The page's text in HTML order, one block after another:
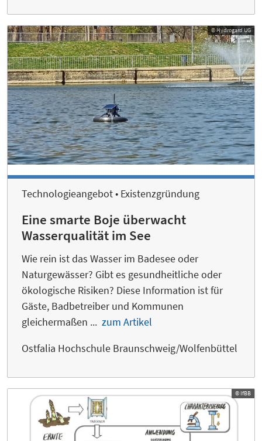
© Hydrogard UG
Technologieangebot • Existenzgründung
Eine smarte Boje überwacht
Wasserqualität im See
Wie rein ist das Wasser im Badesee oder
Naturgewässer? Gibt es gesundheitliche oder
ökologische Risiken? Diese Information ist für
Gäste, Badbetreiber und Kommunen
gleichermaßen ... zum Artikel
Ostfalia Hochschule Braunschweig/Wolfenbüttel
© IfBB